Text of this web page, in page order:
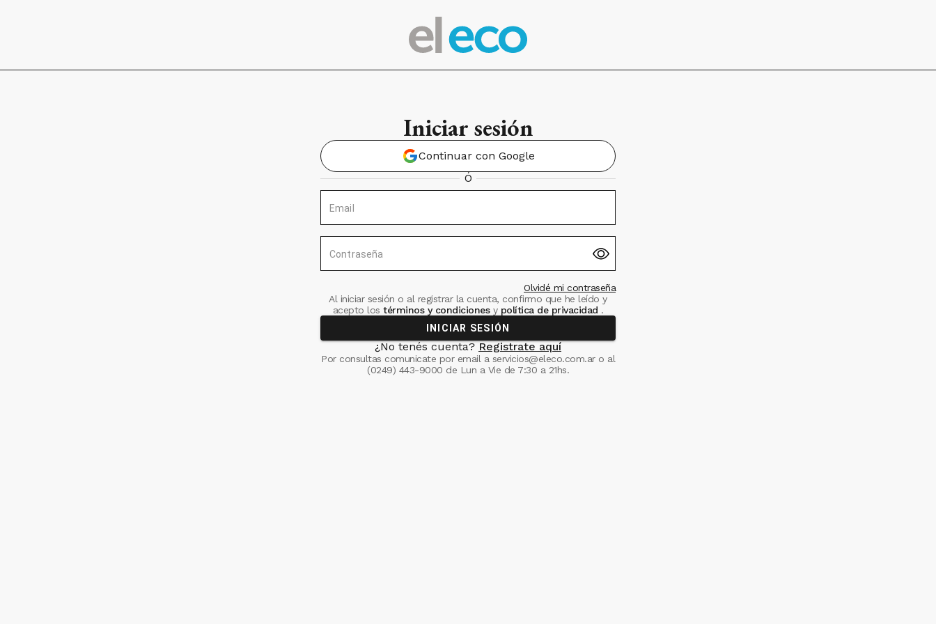
Iniciar sesión
Continuar con Google
Ó
Email
Contraseña
Olvidé mi contraseña
Al iniciar sesión o al registrar la cuenta, confirmo que he leído y
acepto los términos y condiciones ypolítica de privacidad .
INICIAR SESIÓN
¿No tenés cuenta? Registrate aquí
Por consultas comunicate por email a servicios@eleco.com.aro al
(0249) 443-9000 de Lun a Vie de 7:30 a 21hs.